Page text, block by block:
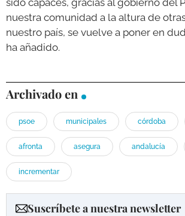
sido capaces, gracias al gobierno del
nuestra comunidad a la altura de
nuestro país, se vuelve a poner en
ha añadido.
Archivado en
psoe municipales córdoba
afronta asegura andalucía
incrementar
Suscríbete a nuestra newsletter